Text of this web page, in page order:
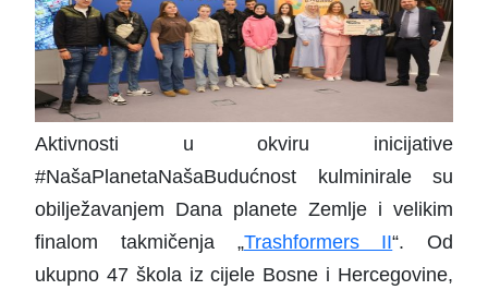
Aktivnosti u okviru inicijative
#NašaPlanetaNašaBudućnost kulminirale su
obilježavanjem Dana planete Zemlje i velikim
finalom takmičenja „Trashformers II“. Od
ukupno 47 škola iz cijele Bosne i Hercegovine,